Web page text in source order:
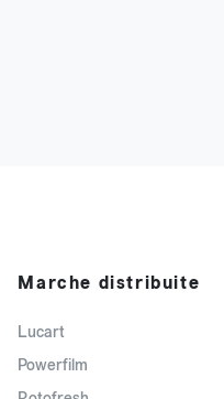
Marche distribuite
Lucart
Powerfilm